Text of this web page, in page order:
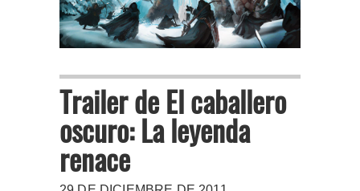
Trailer de El caballero
oscuro: La leyenda
renace